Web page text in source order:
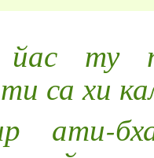
ту
са хи
ати-